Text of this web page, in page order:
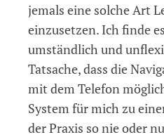
jemals eine solche Art
einzusetzen. Ich finde
umständlich und
Tatsache, dass die
mit dem Telefon
System für mich zu
der Praxis so nie oder